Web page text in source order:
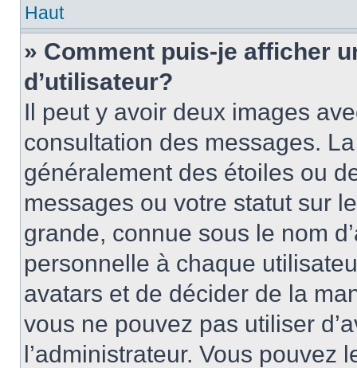
Haut
» Comment puis-je afficher
d’utilisateur?
Il peut y avoir deux images
consultation des messages.
généralement des étoiles ou
messages ou votre statut sur
grande, connue sous le nom
personnelle à chaque
avatars et de décider de la
vous ne pouvez pas utiliser
l’administrateur. Vous pouvez